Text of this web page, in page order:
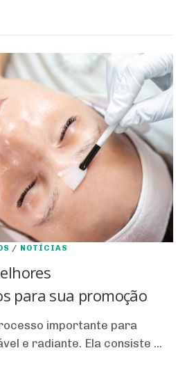
/ NOTÍCIAS
para sua promoção
importante para
e radiante. Ela consiste ...